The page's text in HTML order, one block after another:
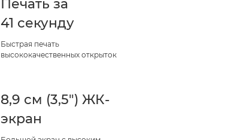
Печать за
41 секунду
Быстрая печать
высококачественных открыток
8,9 см (3,5") ЖК-
экран